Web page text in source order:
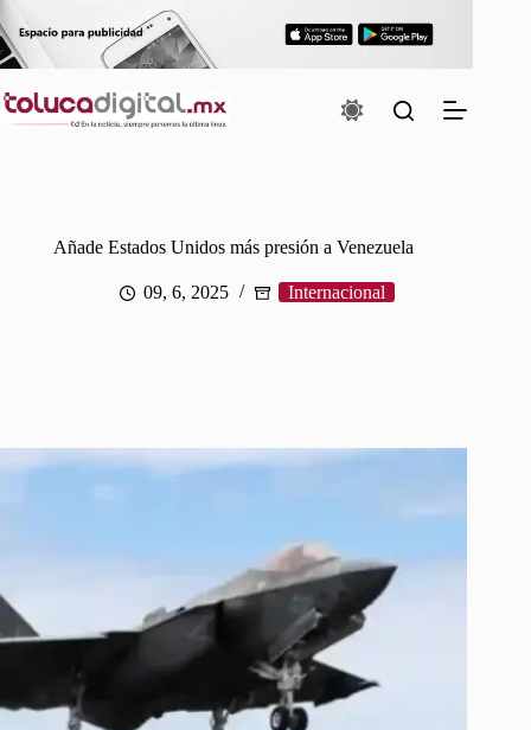
Saltar
al
contenido
Añade Estados Unidos más presión a Venezuela
09, 6, 2025 Internacional